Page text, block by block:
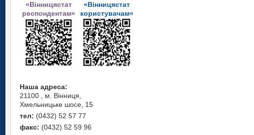
«Вінницястат
респондентам»
«Вінницястат
користувачам»
Наша адреса:
21100 , м. Вінниця,
Хмельницьке шосе, 15
тел: (0432) 52 57 77
факс: (0432) 52 59 96